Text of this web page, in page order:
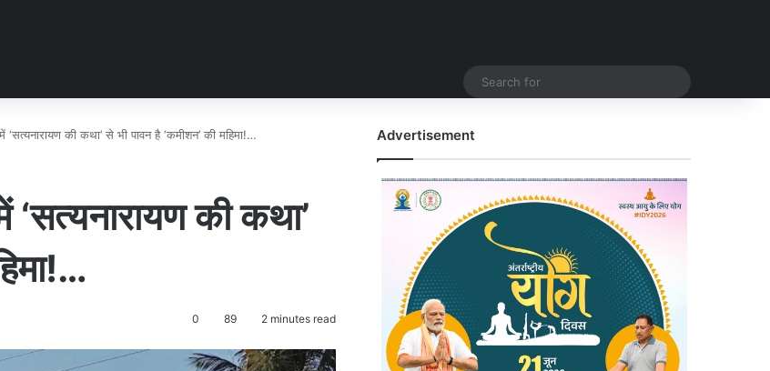
की कथा’ से भी पावन है ‘कमीशन’ की महिमा!…
की कथा’
0 89 2 minutes read
Advertisement